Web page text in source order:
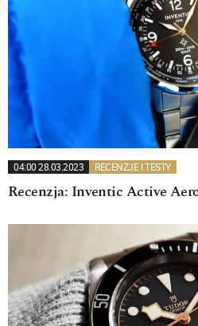
04:00 28.03.2023 RECENZJE I TESTY
Recenzja: Inventic Active